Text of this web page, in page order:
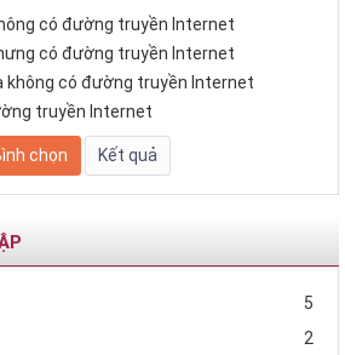
có đường truyền Internet
có đường truyền Internet
không có đường truyền Internet
truyền Internet
5
2